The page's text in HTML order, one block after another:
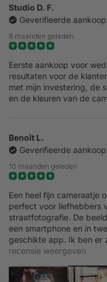
Studio D. F.
Geverifieerde aankoop
8 maanden geleden
Eerste aankoop voor
resultaten voor de
met mijn investering, de
en de kleuren van de
Benoît L.
Geverifieerde aankoop
10 maanden geleden
Een heel fijn cameraatje
perfect voor liefhebbers
straatfotografie. De
een smartphone en in
geschikte app. Ik ben er
recensie weergeven